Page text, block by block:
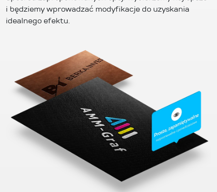
i będziemy wprowadzać modyfikacje do uzyskania
idealnego efektu.